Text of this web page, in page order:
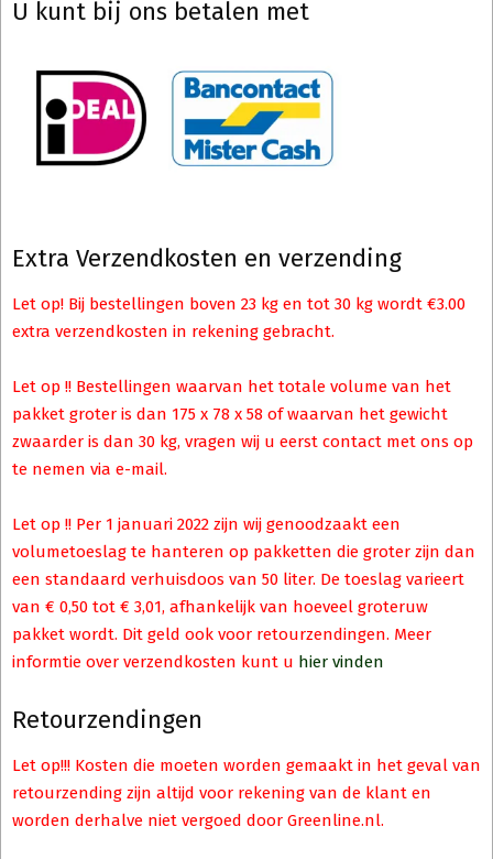
U kunt bij ons betalen met
Extra Verzendkosten en verzending
Let op! Bij bestellingen boven 23 kg en tot 30 kg wordt €3.00
extra verzendkosten in rekening gebracht.
Let op !! Bestellingen waarvan het totale volume van het
pakket groter is dan 175 x 78 x 58 of waarvan het gewicht
zwaarder is dan 30 kg, vragen wij u eerst contact met ons op
te nemen via e-mail.
Let op !! Per 1 januari 2022 zijn wij genoodzaakt een
volumetoeslag te hanteren op pakketten die groter zijn dan
een standaard verhuisdoos van 50 liter. De toeslag varieert
van € 0,50 tot € 3,01, afhankelijk van hoeveel groteruw
pakket wordt. Dit geld ook voor retourzendingen. Meer
informtie over verzendkosten kunt u hier vinden
Retourzendingen
Let op!!! Kosten die moeten worden gemaakt in het geval van
retourzending zijn altijd voor rekening van de klant en
worden derhalve niet vergoed door Greenline.nl.